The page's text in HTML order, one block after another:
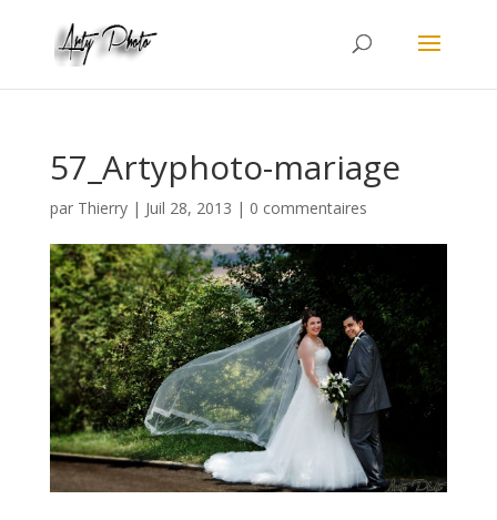
57_Artyphoto-mariage
par Thierry| Juil 28, 2013 | 0 commentaires